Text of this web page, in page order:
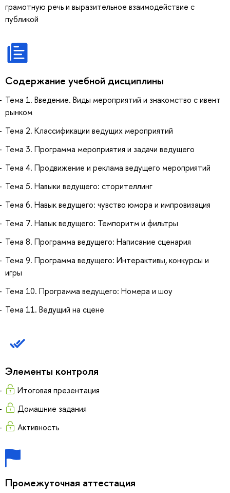
грамотную речь и выразительное взаимодействие с
публикой
Содержание учебной дисциплины
Тема 1. Введение. Виды мероприятий и знакомство с ивент
рынком
Тема 2. Классификации ведущих мероприятий
Тема 3. Программа мероприятия и задачи ведущего
Тема 4. Продвижение и реклама ведущего мероприятий
Тема 5. Навыки ведущего: сторителлинг
Тема 6. Навык ведущего: чувство юмора и импровизация
Тема 7. Навык ведущего: Темпоритм и фильтры
Тема 8. Программа ведущего: Написание сценария
Тема 9. Программа ведущего: Интерактивы, конкурсы и
игры
Тема 10. Программа ведущего: Номера и шоу
Тема 11. Ведущий на сцене
Элементы контроля
Итоговая презентация
Домашние задания
Активность
Промежуточная аттестация